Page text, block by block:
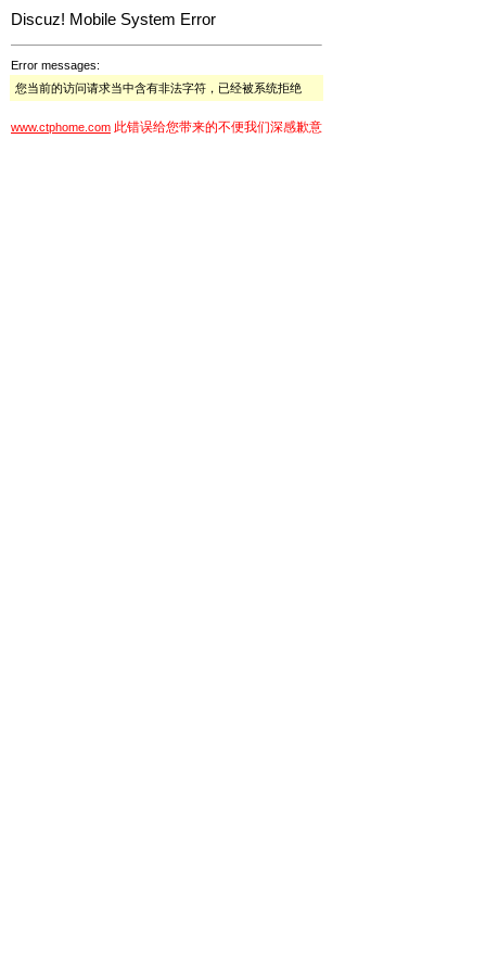
Discuz! Mobile System Error
Error messages:
您当前的访问请求当中含有非法字符，已经被系统拒绝
www.ctphome.com 此错误给您带来的不便我们深感歉意